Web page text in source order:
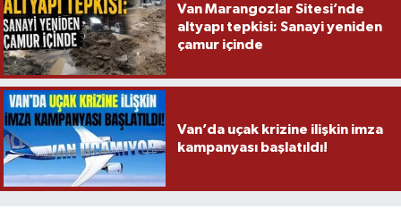
Van Marangozlar Sitesi’nde
altyapı tepkisi: Sanayi yeniden
çamur içinde
Van’da uçak krizine ilişkin imza
kampanyası başlatıldı!